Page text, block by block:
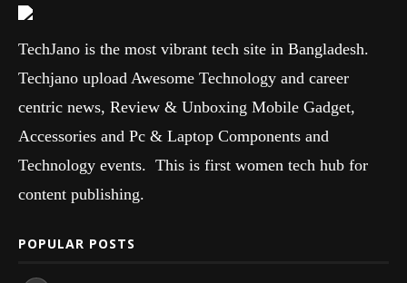
TechJano is the most vibrant tech site in Bangladesh.
Techjano upload Awesome Technology and career
centric news, Review & Unboxing Mobile Gadget,
Accessories and Pc & Laptop Components and
Technology events. This is first women tech hub for
content publishing.
POPULAR POSTS